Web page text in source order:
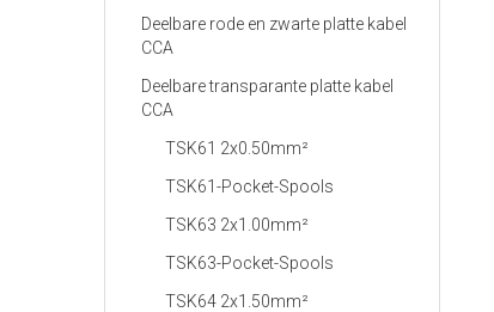
Deelbare rode en zwarte platte kabel
CCA
Deelbare transparante platte kabel
CCA
TSK61 2x0.50mm²
TSK61-Pocket-Spools
TSK63 2x1.00mm²
TSK63-Pocket-Spools
TSK64 2x1.50mm²